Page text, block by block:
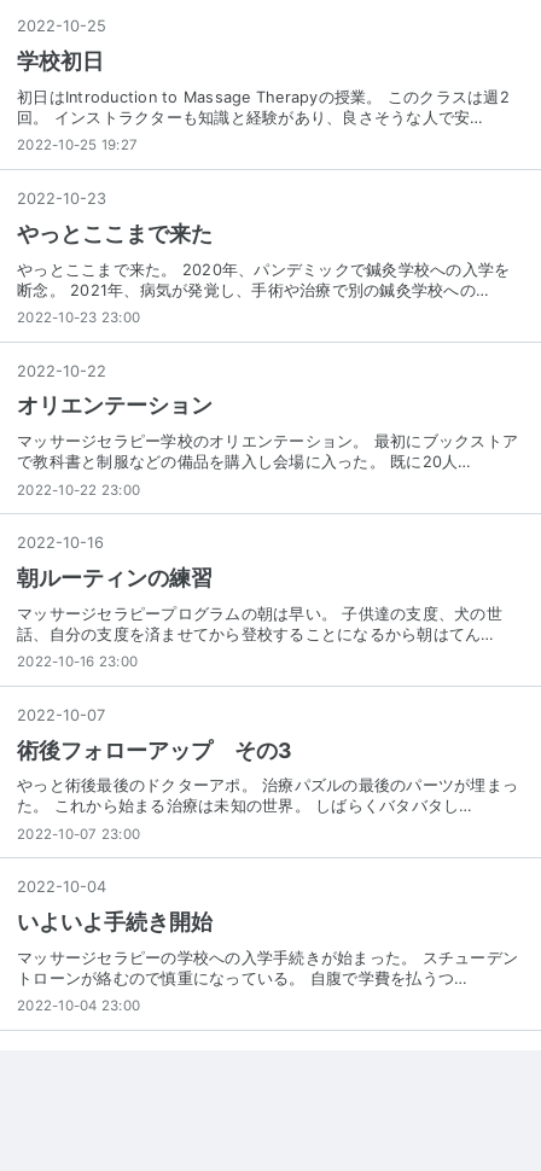
2022-10-25
学校初日
初日はIntroduction to Massage Therapyの授業。 このクラスは週2
回。 インストラクターも知識と経験があり、良さそうな人で安…
2022-10-25 19:27
2022-10-23
やっとここまで来た
やっとここまで来た。 2020年、パンデミックで鍼灸学校への入学を
断念。 2021年、病気が発覚し、手術や治療で別の鍼灸学校への…
2022-10-23 23:00
2022-10-22
オリエンテーション
マッサージセラピー学校のオリエンテーション。 最初にブックストア
で教科書と制服などの備品を購入し会場に入った。 既に20人…
2022-10-22 23:00
2022-10-16
朝ルーティンの練習
マッサージセラピープログラムの朝は早い。 子供達の支度、犬の世
話、自分の支度を済ませてから登校することになるから朝はてん…
2022-10-16 23:00
2022-10-07
術後フォローアップ その3
やっと術後最後のドクターアポ。 治療パズルの最後のパーツが埋まっ
た。 これから始まる治療は未知の世界。 しばらくバタバタし…
2022-10-07 23:00
2022-10-04
いよいよ手続き開始
マッサージセラピーの学校への入学手続きが始まった。 スチューデン
トローンが絡むので慎重になっている。 自腹で学費を払うつ…
2022-10-04 23:00